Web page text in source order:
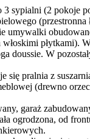
3 sypialni (2 pokoje
(przestronna
umywalki
płytkami).
doussie. W
się pralnia z
(drewno
garaż
ogrodzona, od